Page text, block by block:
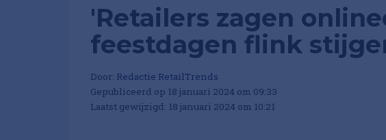
'Retailers zagen
feestdagen flink
Door: Redactie RetailTrends
Gepubliceerd op 18 januari 2024 om 09:33
Laatst gewijzigd: 18 januari 2024 om 10:21